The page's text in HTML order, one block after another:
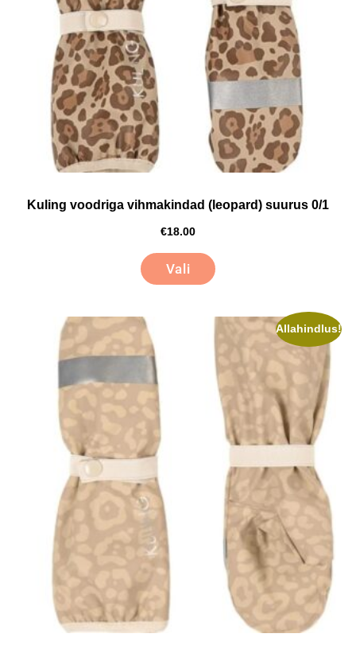
Kuling voodriga vihmakindad (leopard) suurus 0/1
€18.00
Vali
Allahindlus!